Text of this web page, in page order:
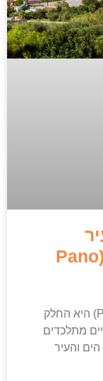
העתיקה והשוק המרכזי (Pano
פאפוס עילית (Pano Paphos – Up Town) היא החלק
מתלכדים
והעיר